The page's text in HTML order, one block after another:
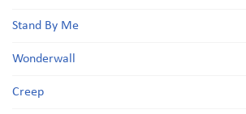
Stand By Me
Wonderwall
Creep